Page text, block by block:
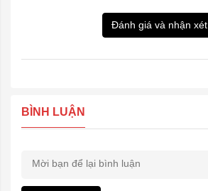
Đánh giá và nhận xét
BÌNH LUẬN